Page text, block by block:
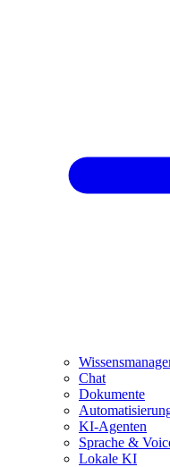
Chat
Dokumente
KI-Agenten
Sprache &
Lokale KI